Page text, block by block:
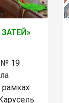
№ 19
рамках